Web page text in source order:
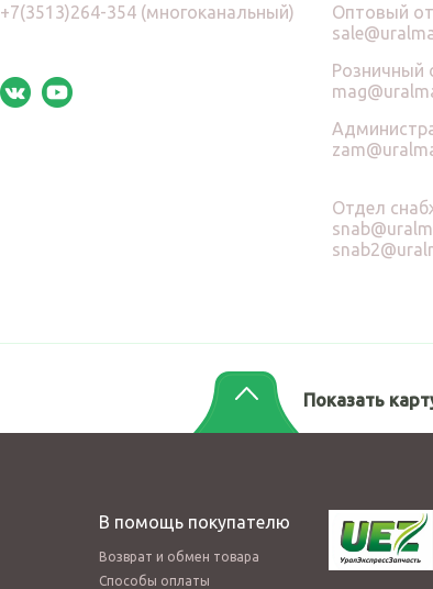
+7(3513)264-354 (многоканальный)
Оптовый
Розничный
Отдел
Показать
В помощь покупателю
Возврат и обмен товара
Способы оплаты